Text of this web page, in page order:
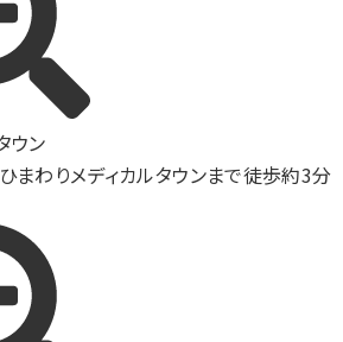
ひまわりメディカルタウンまで徒歩約3分